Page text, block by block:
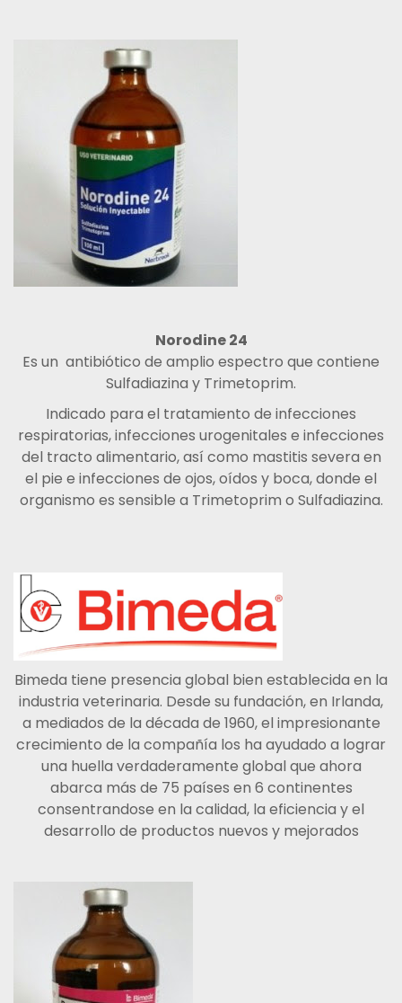
Norodine 24
Es un antibiótico de amplio espectro que contiene
Sulfadiazina y Trimetoprim.
Indicado para el tratamiento de infecciones
respiratorias, infecciones urogenitales e infecciones
del tracto alimentario, así como mastitis severa en
el pie e infecciones de ojos, oídos y boca, donde el
organismo es sensible a Trimetoprim o Sulfadiazina.
Bimeda tiene presencia global bien establecida en la
industria veterinaria. Desde su fundación, en Irlanda,
a mediados de la década de 1960, el impresionante
crecimiento de la compañía los ha ayudado a lograr
una huella verdaderamente global que ahora
abarca más de 75 países en 6 continentes
consentrandose en la calidad, la eficiencia y el
desarrollo de productos nuevos y mejorados